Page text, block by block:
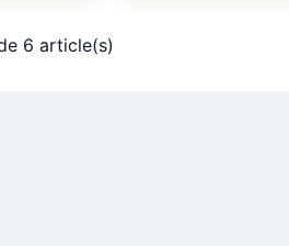
6 article(s)